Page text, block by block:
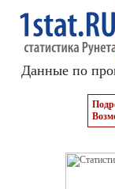
Данные по